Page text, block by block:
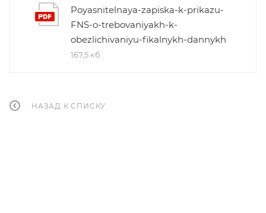
Poyasnitelnaya-zapiska-k-prikazu-
FNS-o-trebovaniyakh-k-
obezlichivaniyu-fikalnykh-dannykh
167,5 кб
НАЗАД К СПИСКУ